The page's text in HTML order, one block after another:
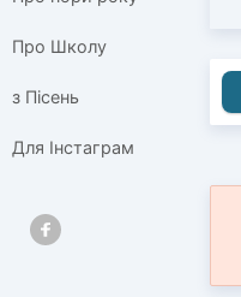
Про Школу
з Пісень
Для Інстаграм